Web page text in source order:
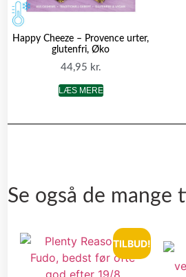
Happy Cheeze – Provence urter,
glutenfri, Øko
44,95 kr.
LÆS MERE
Se også de mange
TILBUD!